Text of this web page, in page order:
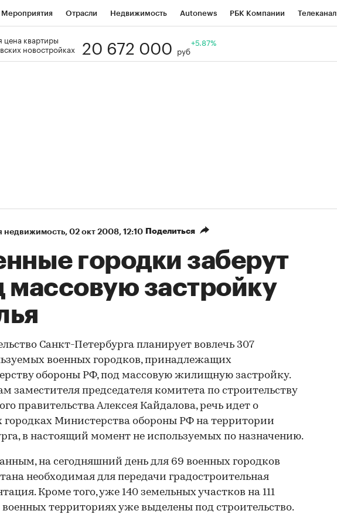
Мероприятия Отрасли Недвижимость Autonews РБК Компании Телеканал
Визионеры
цена квартиры
новостройках
20 672 000 руб
+5.87%
недвижимость⁠, 02 окт 2008, 12:10 Поделиться
городки заберут
массовую застройку
Санкт-Петербурга планирует вовлечь 307
военных городков, принадлежащих
обороны РФ, под массовую жилищную застройку.
заместителя председателя комитета по строительству
правительства Алексея Кайдалова, речь идет о
городках Министерства обороны РФ на территории
в настоящий момент не используемых по назначению.
на сегодняшний день для 69 военных городков
необходимая для передачи градостроительная
Кроме того, уже 140 земельных участков на 111
территориях уже выделены под строительство.